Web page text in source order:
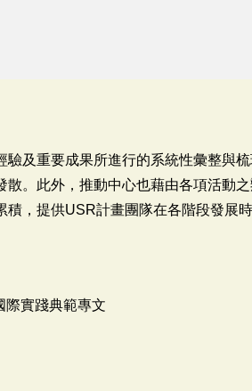
及重要成果所進行的系統性彙整與
。此外，推動中心也藉由各項活動
，提供USR計畫團隊在各階段發展
際實踐典範專文